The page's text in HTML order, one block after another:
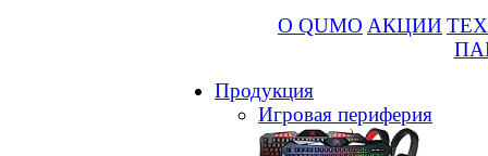
О QUMO АКЦИИ
Продукция
Игровая периферия